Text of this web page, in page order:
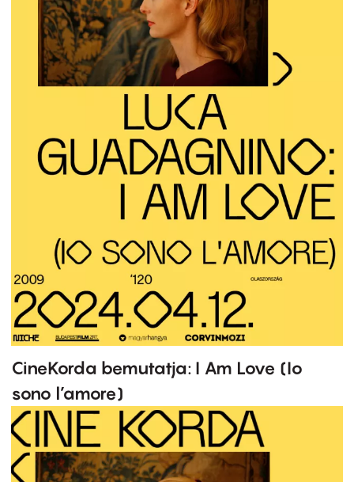
CineKorda bemutatja: I Am Love (Io
sono l’amore)